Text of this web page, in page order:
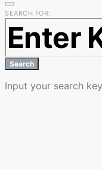
SEARCH FOR:
Search
Input your search